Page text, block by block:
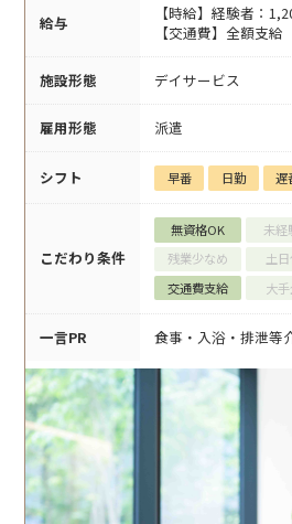
給与
【時給】経験者：
【交通費】全額支給
施設形態 デイサービス
雇用形態 派遣
シフト 早番 日勤 遅
こだわり条件
無資格OK
未経
残業少なめ
土
交通費支給
大
一言PR 食事・入浴・排泄等